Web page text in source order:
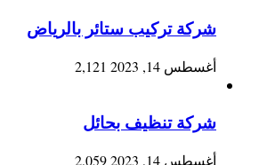
شركة تركيب ستائر بالرياض
أغسطس 14, 2023 2,121
شركة تنظيف بحائل
أغسطس 14, 2023 2,059